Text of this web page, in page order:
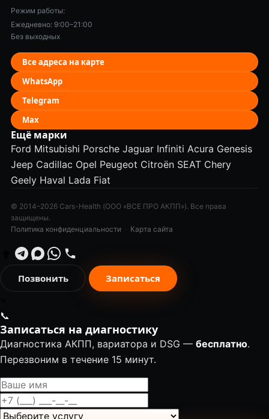
Режим работы:
Ежедневно: 9:00–21:00
Без выходных
Все адреса на карте
WhatsApp
Telegram
Max
Ещё марки
Ford Mitsubishi Porsche Jaguar Infiniti Acura Genesis
Jeep Cadillac Opel Peugeot Citroën SEAT Chery
Geely Haval Lada Fiat
© 2014–2026 Cars-Health (ООО «ВСЕ ПРО АКПП»). Все права
защищены.
Политика конфиденциальности · Карта сайта
Позвонить Записаться
📞
Записаться на диагностику
Диагностика АКПП, вариатора и DSG — бесплатно.
Перезвоним в течение 15 минут.